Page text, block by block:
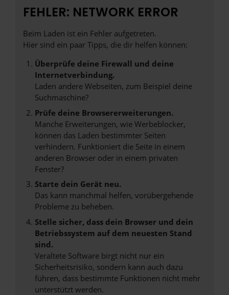
FEHLER: NETWORK ERROR
Beim Laden ist ein Fehler aufgetreten.
Hier sind ein paar Tipps, die dir helfen können:
Überprüfe deine Firewall und deine
Internetverbindung.
Laden andere Webseiten, zum Beispiel deine
Suchmaschine?
Prüfe deine Browsererweiterungen.
Manche Erweiterungen, wie Werbeblocker,
können das Laden bestimmter Seiten
verhindern. Funktioniert die Seite in einem
anderen Browser oder in einem privaten
Fenster?
Starte dein Gerät neu.
Das kann manchmal helfen, vorübergehende
Probleme zu beheben.
Stelle sicher, dass dein Browser und dein
Betriebssystem auf dem neuesten Stand
sind.
Veraltete Software birgt nicht nur ein
Sicherheitsrisiko, sondern kann auch dazu
führen, dass bestimmte Funktionen nicht mehr
unterstützt werden.